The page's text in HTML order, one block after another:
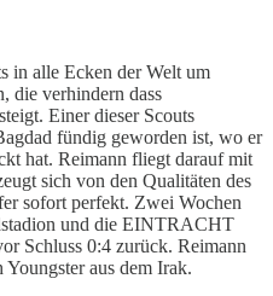
in alle Ecken der Welt um
die verhindern dass
Einer dieser Scouts
fündig geworden ist, wo er
hat. Reimann fliegt darauf mit
sich von den Qualitäten des
sofort perfekt. Zwei Wochen
und die EINTRACHT
Schluss 0:4 zurück. Reimann
aus dem Irak.